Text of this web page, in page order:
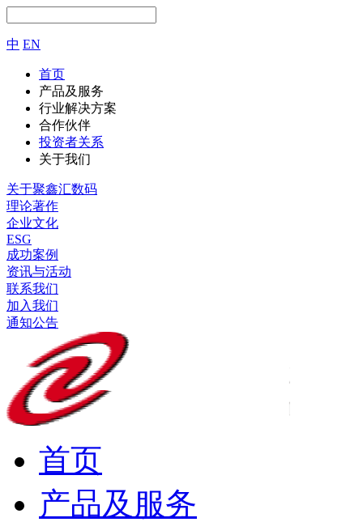
中 EN
首页
产品及服务
行业解决方案
合作伙伴
投资者关系
关于我们
关于聚鑫汇数码
理论著作
企业文化
ESG
成功案例
资讯与活动
联系我们
加入我们
通知公告
首页
产品及服务